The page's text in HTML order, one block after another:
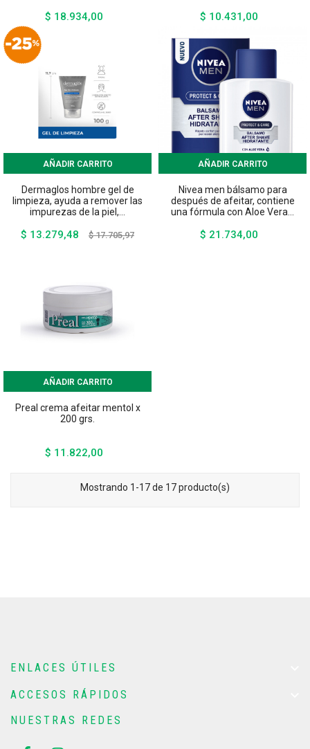
$ 18.934,00 $ 10.431,00
AÑADIR CARRITO
Dermaglos hombre gel de
limpieza, ayuda a remover las
impurezas de la piel,...
$ 13.279,48
Precio
$ 17.705,97Precio
AÑADIR CARRITO
Nivea men bálsamo para
después de afeitar, contiene
una fórmula con Aloe Vera...
$ 21.734,00
AÑADIR CARRITO
Preal crema afeitar mentol x
200 grs.
$ 11.822,00
Mostrando 1-17 de 17 producto(s)
ENLACES ÚTILES
ACCESOS RÁPIDOS
NUESTRAS REDES